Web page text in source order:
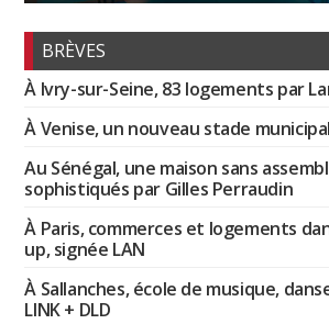
BRÈVES
À Ivry-sur-Seine, 83 logements par
À Venise, un nouveau stade
Au Sénégal, une maison sans
sophistiqués par Gilles Perraudin
À Paris, commerces et logements
up, signée LAN
À Sallanches, école de musique,
LINK + DLD